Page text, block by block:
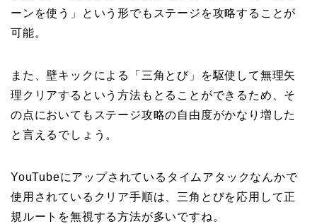
ーンを使う」という形でもステージを攻略することが
可能。
また、壁キックによる「三角とび」を駆使して無理矢
理クリアするという方法もとることができるため、そ
の点においてもステージ攻略の自由度がかなり増した
と言えるでしょう。
YouTubeにアップされているタイムアタックなんかで
使用されているクリア手順は、三角とびを応用して正
規ルートを無視する方法が多いですね。